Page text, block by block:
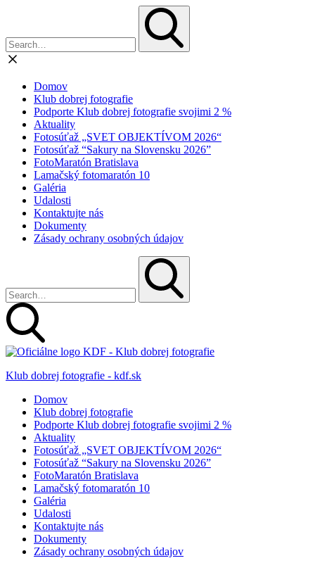
Domov
Klub dobrej fotografie
Podporte Klub dobrej fotografie svojimi 2 %
Aktuality
Fotosúťaž „SVET OBJEKTÍVOM 2026“
Fotosúťaž “Sakury na Slovensku 2026”
FotoMaratón Bratislava
Lamačský fotomaratón 10
Galéria
Udalosti
Kontaktujte nás
Dokumenty
Zásady ochrany osobných údajov
Klub dobrej fotografie - kdf.sk
Domov
Klub dobrej fotografie
Podporte Klub dobrej fotografie svojimi 2 %
Aktuality
Fotosúťaž „SVET OBJEKTÍVOM 2026“
Fotosúťaž “Sakury na Slovensku 2026”
FotoMaratón Bratislava
Lamačský fotomaratón 10
Galéria
Udalosti
Kontaktujte nás
Dokumenty
Zásady ochrany osobných údajov